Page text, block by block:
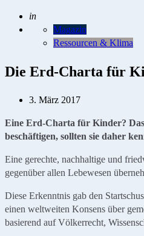
Geschrieben
in
Magazin
Ressourcen & Klima
Die Erd-Charta für
3. März 2017
Eine Erd-Charta für Kinder?
beschäftigen, sollten sie daher
Eine gerechte, nachhaltige und
gegenüber allen Lebewesen
Diese Erkenntnis gab den
einen weltweiten Konsens über
basierend auf Völkerrecht,